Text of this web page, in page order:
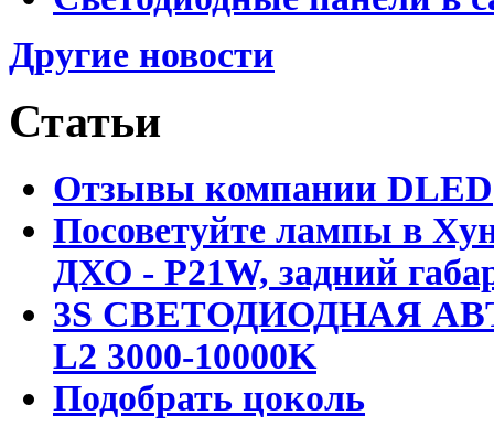
Другие новости
Статьи
Отзывы компании DLED
Посоветуйте лампы в
ДХО - P21W, задний
3S СВЕТОДИОДНАЯ
L2 3000-10000K
Подобрать цоколь